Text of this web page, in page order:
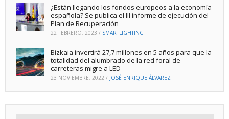
¿Están llegando los fondos europeos a la economía
española? Se publica el III informe de ejecución del
Plan de Recuperación
22 FEBRERO, 2023 / SMARTLIGHTING
Bizkaia invertirá 27,7 millones en 5 años para que la
totalidad del alumbrado de la red foral de
carreteras migre a LED
23 NOVIEMBRE, 2022 / JOSÉ ENRIQUE ÁLVAREZ